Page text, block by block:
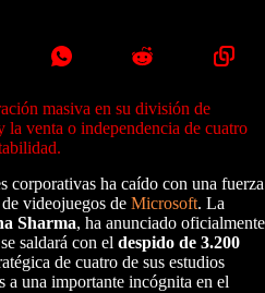
masiva en su división de
venta o independencia de cuatro
corporativas ha caído con una fuerza
videojuegos de Microsoft. La
Sharma, ha anunciado oficialmente
saldará con el despido de 3.200
de cuatro de sus estudios
a una importante incógnita en el